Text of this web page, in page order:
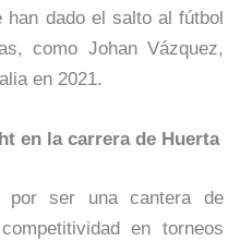
han dado el salto al fútbol
como Johan Vázquez,
en 2021.
en la carrera de Huerta
por ser una cantera de
en torneos